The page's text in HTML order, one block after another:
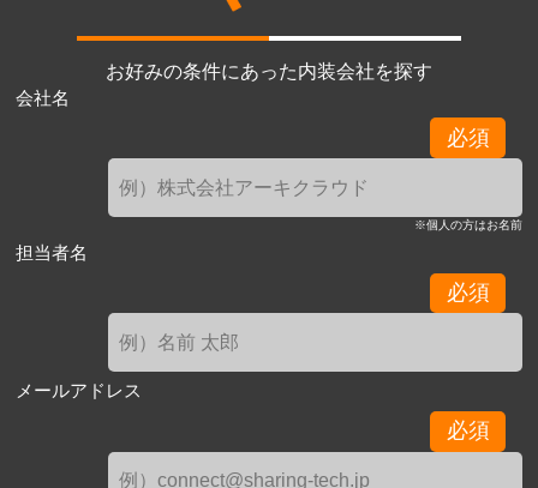
お好みの条件にあった内装会社を探す
会社名
必須
※個人の方はお名前
担当者名
必須
メールアドレス
必須